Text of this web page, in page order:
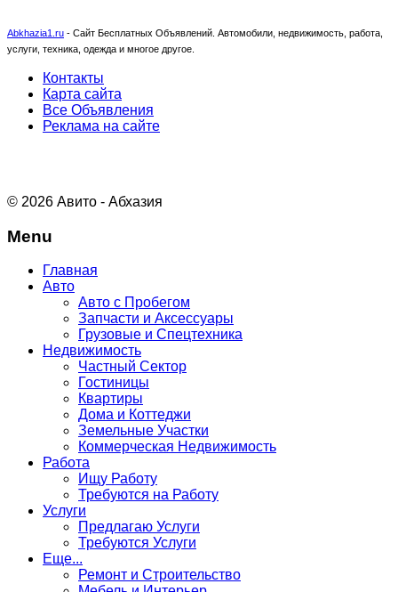
Abkhazia1.ru - Сайт Бесплатных Объявлений. Автомобили, недвижимость, работа,
услуги, техника, одежда и многое другое.
Контакты
Карта сайта
Все Объявления
Реклама на сайте
© 2026 Авито - Абхазия
Menu
Главная
Авто
Авто с Пробегом
Запчасти и Аксессуары
Грузовые и Спецтехника
Недвижимость
Частный Сектор
Гостиницы
Квартиры
Дома и Коттеджи
Земельные Участки
Коммерческая Недвижимость
Работа
Ищу Работу
Требуются на Работу
Услуги
Предлагаю Услуги
Требуются Услуги
Еще...
Ремонт и Строительство